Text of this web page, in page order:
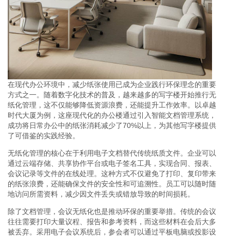
在现代办公环境中，减少纸张使用已成为企业践行环保理念的重要
方式之一。随着数字化技术的普及，越来越多的写字楼开始推行无
纸化管理，这不仅能够降低资源浪费，还能提升工作效率。以卓越
时代大厦为例，这座现代化的办公楼通过引入智能文档管理系统，
成功将日常办公中的纸张消耗减少了70%以上，为其他写字楼提供
了可借鉴的实践经验。
无纸化管理的核心在于利用电子文档替代传统纸质文件。企业可以
通过云端存储、共享协作平台或电子签名工具，实现合同、报表、
会议记录等文件的在线处理。这种方式不仅避免了打印、复印带来
的纸张浪费，还能确保文件的安全性和可追溯性。员工可以随时随
地访问所需资料，减少因文件丢失或错放导致的时间损耗。
除了文档管理，会议无纸化也是推动环保的重要举措。传统的会议
往往需要打印大量议程、报告和参考资料，而这些材料在会后大多
被丢弃。采用电子会议系统后，参会者可以通过平板电脑或投影设